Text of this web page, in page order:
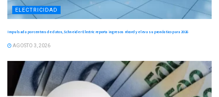
ELECTRICIDAD
Impulsada por centros de datos, Schneider Electric reporta ingresos récord y eleva su pronóstico para 2026
AGOSTO 3, 2026